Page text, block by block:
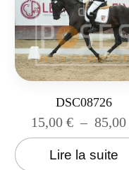
DSC08726
15,00 € – 85,00
Lire la suite